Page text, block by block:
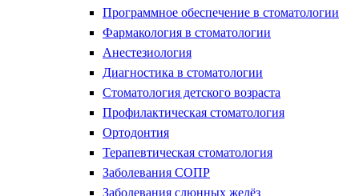
Программное обеспечение в стоматологии
Фармакология в стоматологии
Анестезиология
Диагностика в стоматологии
Стоматология детского возраста
Профилактическая стоматология
Ортодонтия
Терапевтическая стоматология
Заболевания СОПР
Заболевания слюнных желёз